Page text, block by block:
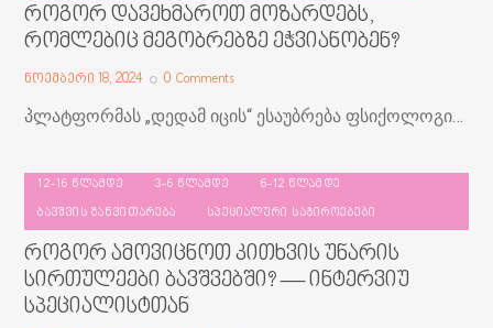
როგორ დავეხმაროთ მოზარდებს,
რომლებიც მეგობრებზე ეჭვიანობენ?
ნოემბერი 18, 2024 0 Comments
პლატფორმას „დედამ იცის“ ესაუბრება ფსიქოლოგი…
12-16 ᲬᲚᲐᲛᲓᲔ 3-6 ᲬᲚᲐᲛᲓᲔ
6-12 ᲬᲚᲐᲛᲓᲔ
ᲑᲐᲕᲨᲕᲘᲡ ᲒᲐᲜᲕᲘᲗᲐᲠᲔᲑᲐ
ᲡᲞᲔᲪᲘᲐᲚᲣᲠᲘ ᲡᲐᲭᲘᲠᲝᲔᲑᲔᲑᲘ
როგორ ამოვიცნოთ კითხვის უნარის
სირთულეები ბავშვებში? — ინტერვიუ
სპეციალისტთან